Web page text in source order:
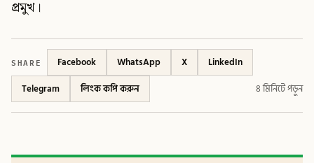
প্রমুখ।
SHARE Facebook WhatsApp X
LinkedIn
Telegram
লিংক কপি করুন ৪ মিনিটে পড়ুন